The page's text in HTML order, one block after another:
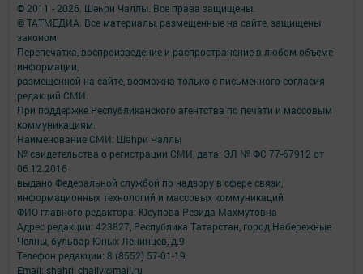
© 2011 - 2026. Шәһри Чаллы. Все права защищены.
© ТАТМЕДИА. Все материалы, размещенные на сайте, защищены
законом.
Перепечатка, воспроизведение и распространение в любом объеме
информации,
размещенной на сайте, возможна только с письменного согласия
редакций СМИ.
При поддержке Республиканского агентства по печати и массовым
коммуникациям.
Наименование СМИ: Шəhри Чаллы
№ свидетельства о регистрации СМИ, дата: ЭЛ № ФС 77-67912 от
06.12.2016
выдано Федеральной службой по надзору в сфере связи,
информационных технологий и массовых коммуникаций
ФИО главного редактора: Юсупова Резида Махмутовна
Адрес редакции: 423827, Республика Татарстан, город Набережные
Челны, бульвар Юных Ленинцев, д.9
Телефон редакции: 8 (8552) 57-01-19
Email: shahri_chally@mail.ru